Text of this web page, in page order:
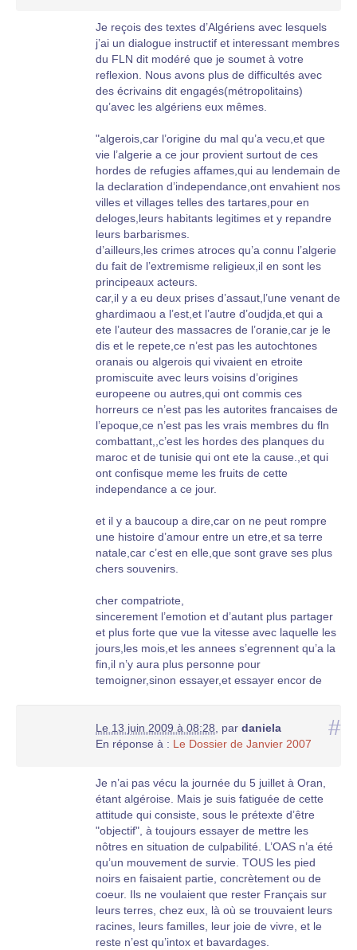
Geneviève de Ternant
Note : Jules Ferry n’était pas un lycée mais une
école primaire communale.
barbares du fln,aimiez,l’algerie,d’un amour que
meme certains qui y vivent acctuellement, et
profite le mieux de ses richesses,ne pourront
jamais !jamais !avoir !.
nous aussi,sommes victimes de votre
depart !,car je ne cesse d’maginer une algerie
plurielle,avec ses arabes,ses italiens,ses
juifs,ses espagnoles,ses portugais,ses
francais,ses maltais,ses manouches,ses
italiens,quelle richesse !!!!!!!!!!!!.
l’algerie est le plus "europeen"des pays
d’afrique,la langue la plus usite avant l’arabe
c’est le francais,malgre toute les tentatives du
pouvoir d’arabise une population qui ne tient qu’
a rester algerienne..
vous tenez de nous ! et nous tenons de vous !,il
s’agit de se battre,malgre la complexite de la
tache,et reparer( non reconstruire car il n’ont
jamais vraiment disparue) les ponts,cela est
possible..
je me fairais un plaisir de vous faire lire les
premiers passages du livre que j’ai la pretention
d’ecrire sur notre drame,a notre prochaine
correspondance.
bonjour,
j’ai visite le site que vous consacrez a la
memoire des populations algeriennes d’origine
europeene qui ont quitte precipitament leur
pays(l’algerie)pour se refugier en territoire pour
baucoup d’entre eux inconnue, qu’etait la france
a cette epoque çi
sincerement,et sans preambule,j’ai la conviction
que sans la perche qui a ete tendue,par l’oas
aux opportunistes fln infiltres de la derniere
commis sur les populations civiles les choses
auraient pris une toute autre tournure,il n’y
aurait eu ni exode,ni massacre,et l’algerie serait
maintenant un pays moderne et devellope,avec
sa composante multi-ethnique.
je pense,aussi que les decideurs de la
republique francaise,avaient ,a l’epoque,adopte
populations,car si il y aurait eu une reaction
energique de leur part pour une application
stricte des accords d’evian les choses auraient
neamoins,l’algerie demeure a ce jour,votre terre
natale,vous y avez des droits,et je vous assure
que vous pourrez y vivre tranquillement il suffit
juste de decider.
chaleureuse salutations de votre compatriote
algerien
Et je ne parle pas des apparatchiks du systeme
qui sitot ejecte de la sphere dominatrice et
spoliatrice (c’est le terme exact),s’empressent
Je reçois des textes d’Algériens avec lesquels
j’ai un dialogue instructif et interessant membres
du FLN dit modéré que je soumet à votre
reflexion. Nous avons plus de difficultés avec
des écrivains dit engagés(métropolitains)
qu’avec les algériens eux mêmes.
"algerois,car l’origine du mal qu’a vecu,et que
vie l’algerie a ce jour provient surtout de ces
hordes de refugies affames,qui au lendemain de
la declaration d’independance,ont envahient nos
villes et villages telles des tartares,pour en
deloges,leurs habitants legitimes et y repandre
leurs barbarismes.
d’ailleurs,les crimes atroces qu’a connu l’algerie
du fait de l’extremisme religieux,il en sont les
principeaux acteurs.
car,il y a eu deux prises d’assaut,l’une venant de
ghardimaou a l’est,et l’autre d’oudjda,et qui a
ete l’auteur des massacres de l’oranie,car je le
dis et le repete,ce n’est pas les autochtones
oranais ou algerois qui vivaient en etroite
promiscuite avec leurs voisins d’origines
europeene ou autres,qui ont commis ces
horreurs ce n’est pas les autorites francaises de
l’epoque,ce n’est pas les vrais membres du fln
combattant,,c’est les hordes des planques du
maroc et de tunisie qui ont ete la cause.,et qui
ont confisque meme les fruits de cette
independance a ce jour.
et il y a baucoup a dire,car on ne peut rompre
une histoire d’amour entre un etre,et sa terre
natale,car c’est en elle,que sont grave ses plus
chers souvenirs.
cher compatriote,
sincerement l’emotion et d’autant plus partager
et plus forte que vue la vitesse avec laquelle les
jours,les mois,et les annees s’egrennent qu’a la
fin,il n’y aura plus personne pour
temoigner,sinon essayer,et essayer encor de
il est ideniable,que vous,ainsi que tous ceux qui
comme vous ont ete la victime expiatoire des
barbares du fln,aimiez,l’algerie,d’un amour que
meme certains qui y vivent acctuellement, et
profite le mieux de ses richesses,ne pourront
jamais !jamais !avoir !.
nous aussi,sommes victimes de votre
depart !,car je ne cesse d’maginer une algerie
plurielle,avec ses arabes,ses italiens,ses
juifs,ses espagnoles,ses portugais,ses
francais,ses maltais,ses manouches,ses
italiens,quelle richesse !!!!!!!!!!!!.
l’algerie est le plus "europeen"des pays
#
Le 13 juin 2009 à 08:28 par daniela
En réponse à : Le Dossier de Janvier 2007
Je n’ai pas vécu la journée du 5 juillet à Oran,
étant algéroise. Mais je suis fatiguée de cette
attitude qui consiste, sous le prétexte d’être
"objectif", à toujours essayer de mettre les
nôtres en situation de culpabilité. L’OAS n’a été
qu’un mouvement de survie. TOUS les pied
noirs en faisaient partie, concrètement ou de
coeur. Ils ne voulaient que rester Français sur
leurs terres, chez eux, là où se trouvaient leurs
racines, leurs familles, leur joie de vivre, et le
reste n’est qu’intox et bavardages.